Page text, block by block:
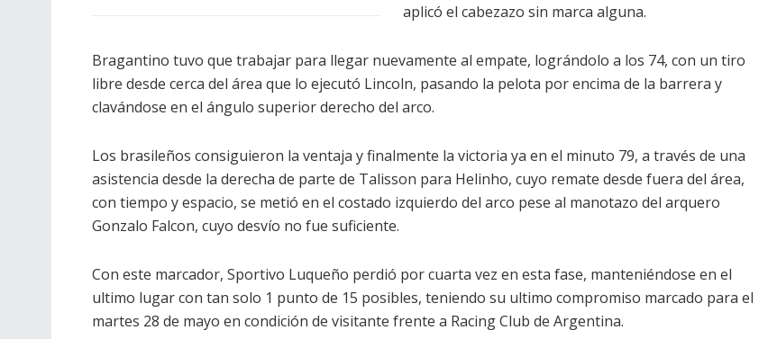
aplicó el cabezazo sin marca alguna.
Bragantino tuvo que trabajar para llegar nuevamente al empate, lográndolo a los 74, con un tiro
libre desde cerca del área que lo ejecutó Lincoln, pasando la pelota por encima de la barrera y
clavándose en el ángulo superior derecho del arco.
Los brasileños consiguieron la ventaja y finalmente la victoria ya en el minuto 79, a través de una
asistencia desde la derecha de parte de Talisson para Helinho, cuyo remate desde fuera del área,
con tiempo y espacio, se metió en el costado izquierdo del arco pese al manotazo del arquero
Gonzalo Falcon, cuyo desvío no fue suficiente.
Con este marcador, Sportivo Luqueño perdió por cuarta vez en esta fase, manteniéndose en el
ultimo lugar con tan solo 1 punto de 15 posibles, teniendo su ultimo compromiso marcado para el
martes 28 de mayo en condición de visitante frente a Racing Club de Argentina.